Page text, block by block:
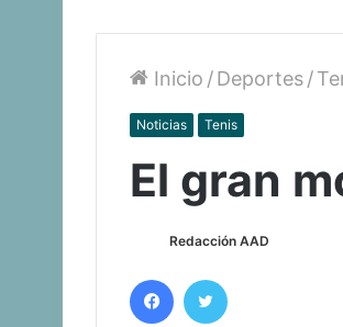
Inicio /Deportes/
Noticias Tenis
El gran
Redacción AAD
Facebook